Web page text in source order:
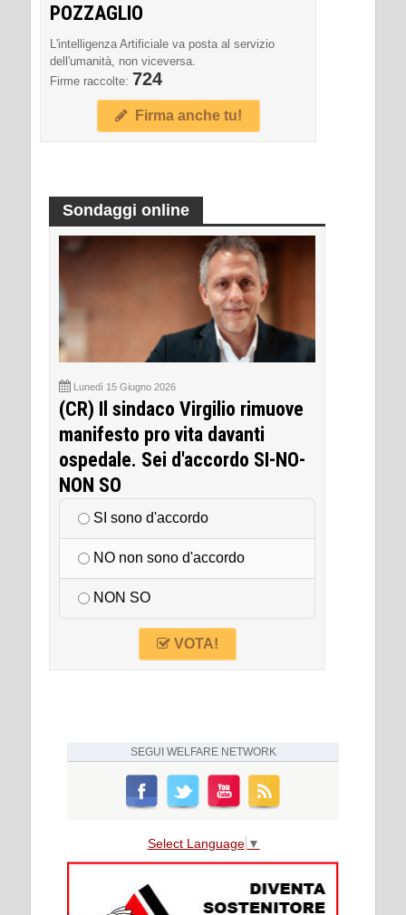
POZZAGLIO
L'intelligenza Artificiale va posta al servizio
dell'umanità, non viceversa.
Firme raccolte: 724
Firma anche tu!
Sondaggi online
Lunedì 15 Giugno 2026
(CR) Il sindaco Virgilio rimuove
manifesto pro vita davanti
ospedale. Sei d'accordo SI-NO-
NON SO
SI sono d'accordo
NO non sono d'accordo
NON SO
VOTA!
SEGUI WELFARE NETWORK
Select Language ▼